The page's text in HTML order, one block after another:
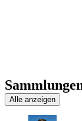
Alle anzeigen